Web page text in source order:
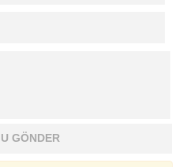
GÖNDER